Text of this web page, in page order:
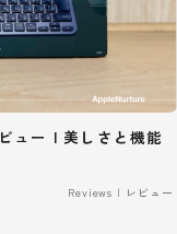
ュー | 美しさと機能
Reviews | レビュー